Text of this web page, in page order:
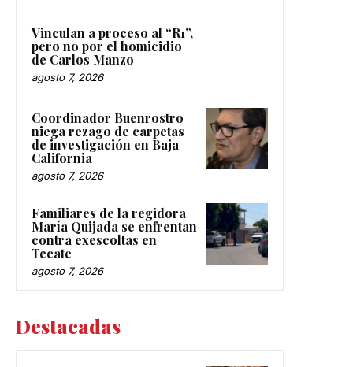
Vinculan a proceso al “R1”,
pero no por el homicidio
de Carlos Manzo
agosto 7, 2026
Coordinador Buenrostro
niega rezago de carpetas
de investigación en Baja
California
agosto 7, 2026
Familiares de la regidora
María Quijada se enfrentan
contra exescoltas en
Tecate
agosto 7, 2026
Destacadas